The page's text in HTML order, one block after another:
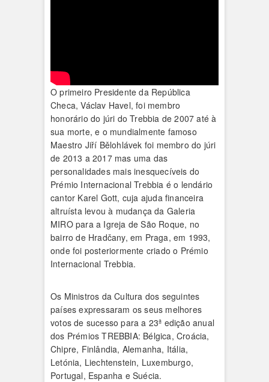
O primeiro Presidente da República
Checa, Václav Havel, foi membro
honorário do júri do Trebbia de 2007 até à
sua morte, e o mundialmente famoso
Maestro Jiří Bělohlávek foi membro do júri
de 2013 a 2017 mas uma das
personalidades mais inesquecíveis do
Prémio Internacional Trebbia é o lendário
cantor Karel Gott, cuja ajuda financeira
altruísta levou à mudança da Galeria
MIRO para a Igreja de São Roque, no
bairro de Hradčany, em Praga, em 1993,
onde foi posteriormente criado o Prémio
Internacional Trebbia.
Os Ministros da Cultura dos seguintes
países expressaram os seus melhores
votos de sucesso para a 23ª edição anual
dos Prémios TREBBIA: Bélgica, Croácia,
Chipre, Finlândia, Alemanha, Itália,
Letónia, Liechtenstein, Luxemburgo,
Portugal, Espanha e Suécia.